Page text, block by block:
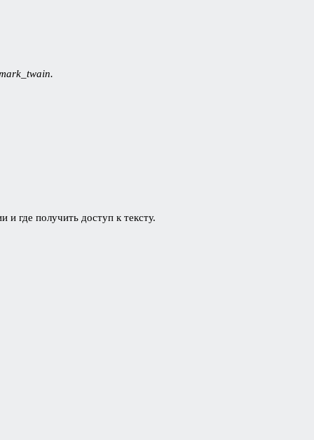
где получить доступ к тексту.